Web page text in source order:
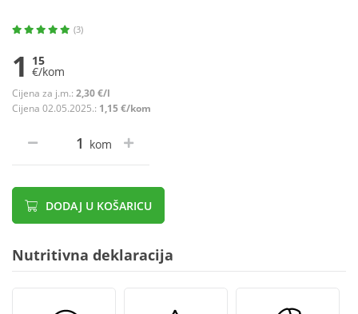
(3)
1 15
€/kom
Cijena za j.m.: 2,30 €/l
Cijena 02.05.2025.: 1,15 €/kom
kom
DODAJ U KOŠARICU
Nutritivna deklaracija